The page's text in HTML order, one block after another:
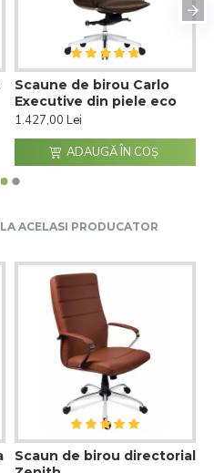
Scaune de birou Carlo
Executive din piele eco
1.427,00 Lei
ADAUGĂ ÎN COŞ
ACELASI PRODUCATOR
Scaun de birou directorial